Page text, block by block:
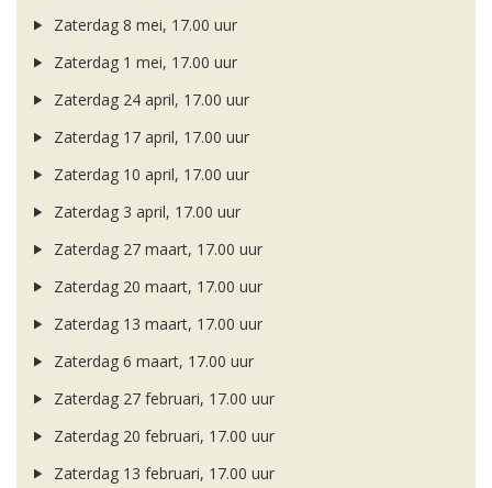
Zaterdag 8 mei, 17.00 uur
Zaterdag 1 mei, 17.00 uur
Zaterdag 24 april, 17.00 uur
Zaterdag 17 april, 17.00 uur
Zaterdag 10 april, 17.00 uur
Zaterdag 3 april, 17.00 uur
Zaterdag 27 maart, 17.00 uur
Zaterdag 20 maart, 17.00 uur
Zaterdag 13 maart, 17.00 uur
Zaterdag 6 maart, 17.00 uur
Zaterdag 27 februari, 17.00 uur
Zaterdag 20 februari, 17.00 uur
Zaterdag 13 februari, 17.00 uur